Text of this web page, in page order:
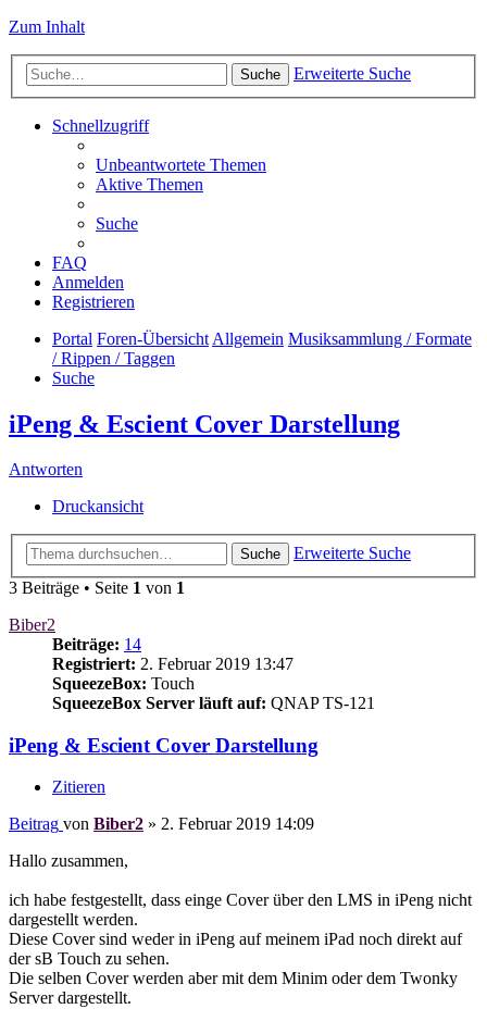
Zum Inhalt
Suche Erweiterte Suche
Schnellzugriff
Unbeantwortete Themen
Aktive Themen
Suche
FAQ
Anmelden
Registrieren
Portal Foren-Übersicht Allgemein Musiksammlung / Formate
/ Rippen / Taggen
Suche
iPeng & Escient Cover Darstellung
Antworten
Druckansicht
Suche
Erweiterte Suche
3 Beiträge • Seite 1 von 1
Biber2
Beiträge: 14
Registriert: 2. Februar 2019 13:47
SqueezeBox: Touch
SqueezeBox Server läuft auf: QNAP TS-121
iPeng & Escient Cover Darstellung
Zitieren
Beitrag von Biber2 » 2. Februar 2019 14:09
Hallo zusammen,
ich habe festgestellt, dass einge Cover über den LMS in iPeng nicht
dargestellt werden.
Diese Cover sind weder in iPeng auf meinem iPad noch direkt auf
der sB Touch zu sehen.
Die selben Cover werden aber mit dem Minim oder dem Twonky
Server dargestellt.